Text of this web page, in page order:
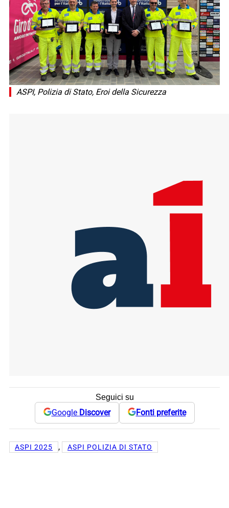
ASPI, Polizia di Stato, Eroi della Sicurezza
Seguici su
Google Discover Fonti preferite
ASPI 2025 , ASPI POLIZIA DI STATO